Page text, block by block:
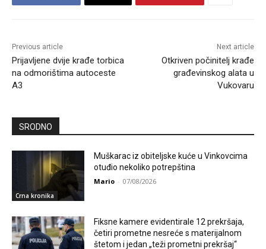
Previous article
Prijavljene dvije krađe torbica
na odmorištima autoceste
A3
Next article
Otkriven počinitelj krađe
građevinskog alata u
Vukovaru
SRODNO
Crna kronika
Muškarac iz obiteljske kuće u Vinkovcima
otuđio nekoliko potrepština
Mario - 07/08/2026
Fiksne kamere evidentirale 12 prekršaja,
četiri prometne nesreće s materijalnom
štetom i jedan „teži prometni prekršaj“